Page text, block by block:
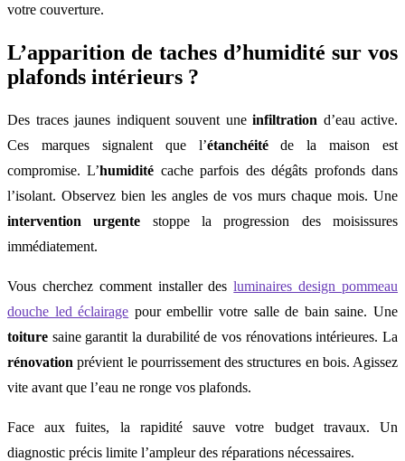
votre couverture.
L’apparition de taches d’humidité sur vos
plafonds intérieurs ?
Des traces jaunes indiquent souvent une infiltration d’eau active.
Ces marques signalent que l’étanchéitéde la maison est
compromise. L’humidité cache parfois des dégâts profonds dans
l’isolant. Observez bien les angles de vos murs chaque mois. Une
intervention urgente stoppe la progression des moisissures
immédiatement.
Vous cherchez comment installer desluminaires design pommeau
douche led éclairage pour embellir votre salle de bain saine. Une
toiture saine garantit la durabilité de vos rénovations intérieures. La
rénovation prévient le pourrissement des structures en bois. Agissez
vite avant que l’eau ne ronge vos plafonds.
Face aux fuites, la rapidité sauve votre budget travaux. Un
diagnostic précis limite l’ampleur des réparations nécessaires.